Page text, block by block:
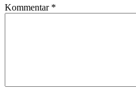
Kommentar *